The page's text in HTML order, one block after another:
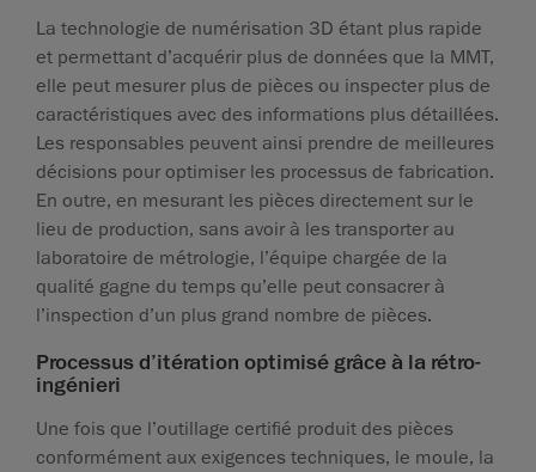
La technologie de numérisation 3D étant plus rapide
et permettant d’acquérir plus de données que la MMT,
elle peut mesurer plus de pièces ou inspecter plus de
caractéristiques avec des informations plus détaillées.
Les responsables peuvent ainsi prendre de meilleures
décisions pour optimiser les processus de fabrication.
En outre, en mesurant les pièces directement sur le
lieu de production, sans avoir à les transporter au
laboratoire de métrologie, l’équipe chargée de la
qualité gagne du temps qu’elle peut consacrer à
l’inspection d’un plus grand nombre de pièces.
Processus d’itération optimisé grâce à la rétro-
ingénieri
Une fois que l’outillage certifié produit des pièces
conformément aux exigences techniques, le moule, la